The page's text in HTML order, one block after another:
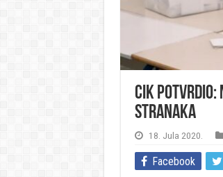
CIK potvrdio:
stranaka
18. Jula 2020.
Facebook